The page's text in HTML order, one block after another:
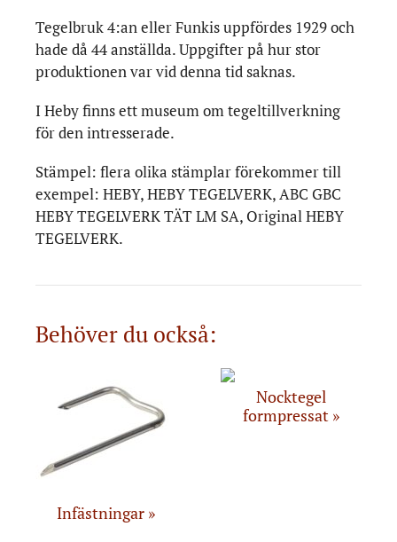
Tegelbruk 4:an eller Funkis uppfördes 1929 och
hade då 44 anställda. Uppgifter på hur stor
produktionen var vid denna tid saknas.
I Heby finns ett museum om tegeltillverkning
för den intresserade.
Stämpel: flera olika stämplar förekommer till
exempel: HEBY, HEBY TEGELVERK, ABC GBC
HEBY TEGELVERK TÄT LM SA, Original HEBY
TEGELVERK.
Behöver du också:
Infästningar
Nocktegel
formpressat